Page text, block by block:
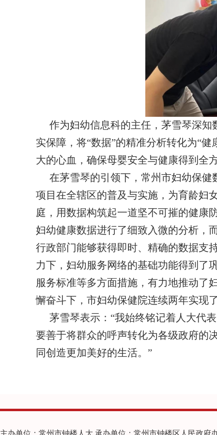
作为妇幼信息科的主任，茅雪琴深
实保障，将“数据”的精准分析转化为“
大的心血，确保母婴安全与健康得到全
在茅雪琴的引领下，常州市妇幼保
项目在全辖区的普及与实施，为育龄妇
庭，用数据构筑起一道坚不可摧的健康
妇幼健康数据进行了细致入微的分析，
行政部门能够获得即时、精确的数据支
力下，妇幼服务网络的基础功能得到了
服务标准等多方面措施，有力地推动了
懈奋斗下，市妇幼保健院连续两年实现
茅雪琴表示： “我始终铭记着人大代
要善于将群众的呼声转化为各级政府的
同创造更加美好的生活。”
主办单位：常州市钟楼人大 承办单位：常州市钟楼区人民政府